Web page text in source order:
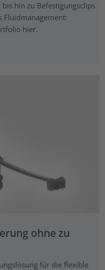
hin zu Befestigungsclips
Fluidmanagement:
hier.
ohne zu
für die flexible